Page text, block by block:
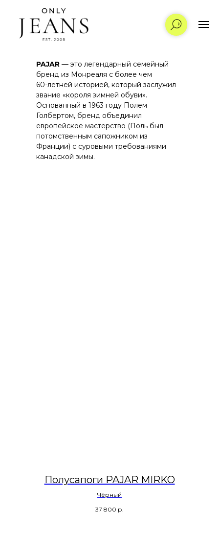
PAJAR — это легендарный семейный
бренд из Монреаля с более чем
60-летней историей, который заслужил
звание «короля зимней обуви».
Основанный в 1963 году Полем
Голбертом, бренд объединил
европейское мастерство (Поль был
потомственным сапожником из
Франции) с суровыми требованиями
канадской зимы.
Полусапоги PAJAR MIRKO
Чёрный
37 800 р.